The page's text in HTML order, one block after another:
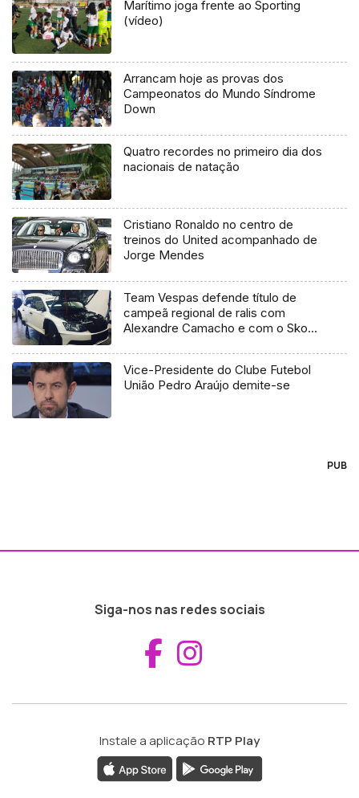
Marítimo joga frente ao Sporting
(vídeo)
Arrancam hoje as provas dos
Campeonatos do Mundo Síndrome
Down
Quatro recordes no primeiro dia dos
nacionais de natação
Cristiano Ronaldo no centro de
treinos do United acompanhado de
Jorge Mendes
Team Vespas defende título de
campeã regional de ralis com
Alexandre Camacho e com o Skoda
Vice-Presidente do Clube Futebol
União Pedro Araújo demite-se
PUB
Siga-nos nas redes sociais
Aceder ao
Instale a aplicação RTP Play